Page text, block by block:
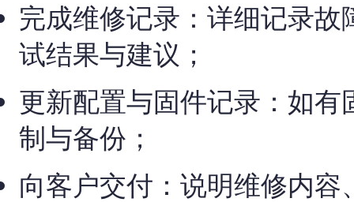
完成维修记录：详细记录
试结果与建议；
更新配置与固件记录：如
制与备份；
向客户交付：说明维修内